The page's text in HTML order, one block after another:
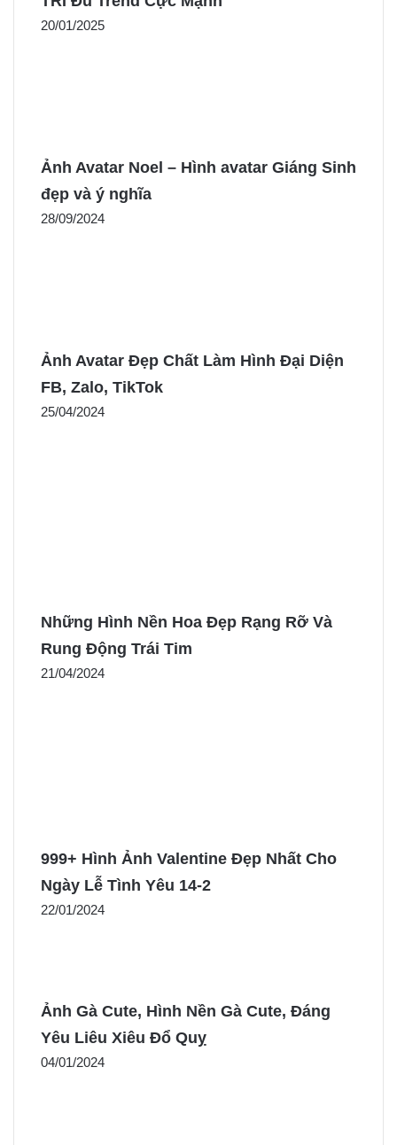
20/01/2025
Ảnh Avatar Noel – Hình avatar Giáng Sinh
đẹp và ý nghĩa
28/09/2024
Ảnh Avatar Đẹp Chất Làm Hình Đại Diện
FB, Zalo, TikTok
25/04/2024
Những Hình Nền Hoa Đẹp Rạng Rỡ Và
Rung Động Trái Tim
21/04/2024
999+ Hình Ảnh Valentine Đẹp Nhất Cho
Ngày Lễ Tình Yêu 14-2
22/01/2024
Ảnh Gà Cute, Hình Nền Gà Cute, Đáng
Yêu Liêu Xiêu Đổ Quỵ
04/01/2024